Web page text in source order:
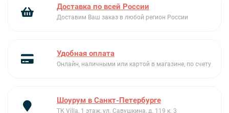
зоны нагрева слайдеры Direct Touch позволяют выбрать
рабочую зону и уровень мощности одним
Constant Heat
даже на низких уровнях мощности, в отличие от
импульсного нагрева, при котором мощность пульсирует,
Доставка по всей России
Доставим Ваш заказ в любой регион России
Удобная оплата
Онлайн, наличными или картой в магазине, по счету
Шоурум в Санкт-Петербурге
ТК Villa, 1 этаж, ул. Савушкина, д. 119 к. 3